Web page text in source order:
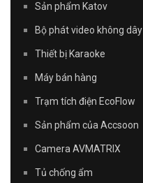
Sản phẩm Katov
Bộ phát video không dây
Thiết bị Karaoke
Máy bán hàng
Trạm tích điện EcoFlow
Sản phẩm của Accsoon
Camera AVMATRIX
Tủ chống ẩm